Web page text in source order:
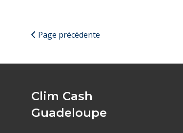
Page précédente
Clim Cash
Guadeloupe